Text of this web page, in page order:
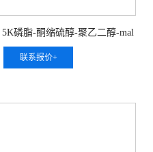
磷脂-酮缩硫醇-聚乙二醇-mal
联系报价+